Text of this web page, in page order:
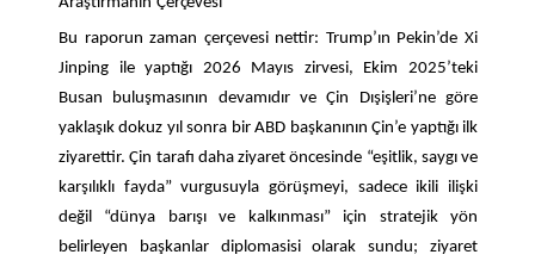
Bu raporun zaman çerçevesi nettir: Trump’ın Pekin’de Xi
Jinping ile yaptığı 2026 Mayıs zirvesi, Ekim 2025’teki
Busan buluşmasının devamıdır ve Çin Dışişleri’ne göre
yaklaşık dokuz yıl sonra bir ABD başkanının Çin’e yaptığı ilk
ziyarettir. Çin tarafı daha ziyaret öncesinde “eşitlik, saygı ve
karşılıklı fayda” vurgusuyla görüşmeyi, sadece ikili ilişki
değil “dünya barışı ve kalkınması” için stratejik yön
belirleyen başkanlar diplomasisi olarak sundu; ziyaret